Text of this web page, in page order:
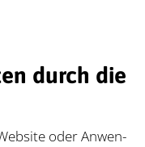
durch die
oder An­wen­